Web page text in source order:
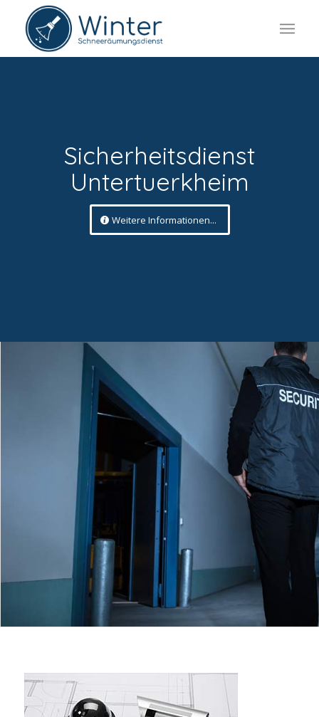
Sicherheitsdienst
Untertuerkheim
Weitere Informationen...